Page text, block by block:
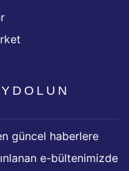
güncel haberlere
e-bültenimizde